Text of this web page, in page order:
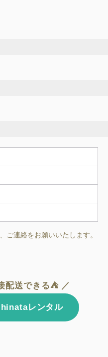
ご連絡をお願いいたします。
配送できる⛺ ／
レンタル